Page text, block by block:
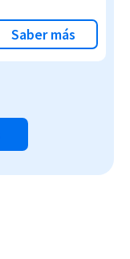
Saber más